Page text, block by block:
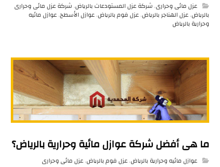
عزل مائى وحرارى, شركة عزل المستودعات بالرياض, شركة عزل مائى وحرارى
بالرياض,عزل الهناجر بالرياض,عزل فوم بالرياض,عوازل الأسطح,عوازل مائيه
وحرارية بالرياض
ما هى أفضل شركة عوازل مائية وحرارية بالرياض؟
عوازل مائيه وحرارية بالرياض,عزل فوم بالرياض,عزل مائى وحرارى